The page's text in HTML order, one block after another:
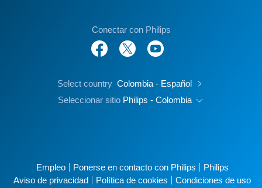
Conectar con Philips
Select country Colombia - Español
Seleccionar sitio Philips - Colombia
Empleo Ponerse en contacto con Philips
Philips
Aviso de privacidad
Política de cookies Condiciones de uso